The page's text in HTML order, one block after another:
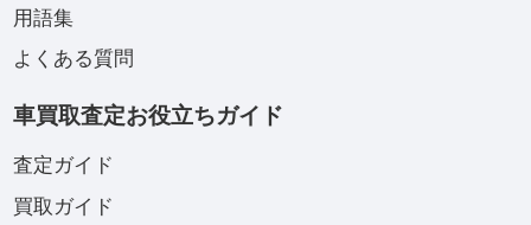
用語集
よくある質問
車買取査定お役立ちガイド
査定ガイド
買取ガイド